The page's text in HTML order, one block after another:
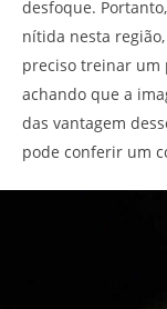
desfoque.
nítida nesta
preciso treinar um
achando que a
das vantagem
pode conferir um